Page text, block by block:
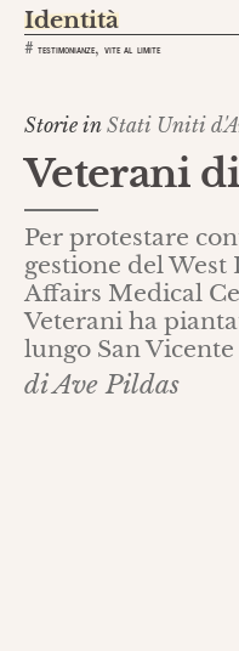
Identità
# TESTIMONIANZE, VITE AL LIMITE
Storie in Stati Uniti
Veterani
Per protestare
gestione del West
Affairs Medical
Veterani ha
lungo San
di Ave Pildas